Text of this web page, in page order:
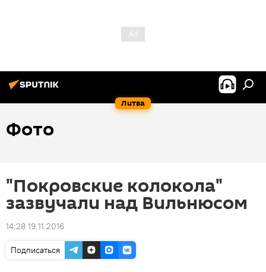
Литва
Фото
"Покровские колокола"
зазвучали над Вильнюсом
14:28 19.11.2016
Подписаться